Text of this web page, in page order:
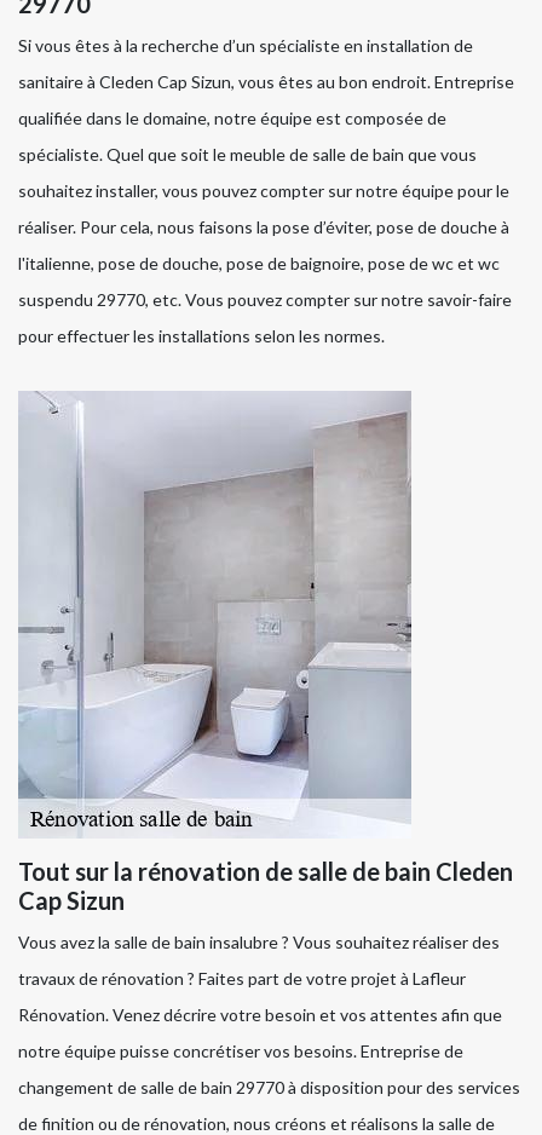
Si vous êtes à la recherche d’un spécialiste en installation de
sanitaire à Cleden Cap Sizun, vous êtes au bon endroit. Entreprise
qualifiée dans le domaine, notre équipe est composée de
spécialiste. Quel que soit le meuble de salle de bain que vous
souhaitez installer, vous pouvez compter sur notre équipe pour le
réaliser. Pour cela, nous faisons la pose d’éviter, pose de douche à
l'italienne, pose de douche, pose de baignoire, pose de wc et wc
suspendu 29770, etc. Vous pouvez compter sur notre savoir-faire
pour effectuer les installations selon les normes.
Tout sur la rénovation de salle de bain Cleden
Cap Sizun
Vous avez la salle de bain insalubre ? Vous souhaitez réaliser des
travaux de rénovation ? Faites part de votre projet à Lafleur
Rénovation. Venez décrire votre besoin et vos attentes afin que
notre équipe puisse concrétiser vos besoins. Entreprise de
changement de salle de bain 29770 à disposition pour des services
de finition ou de rénovation, nous créons et réalisons la salle de